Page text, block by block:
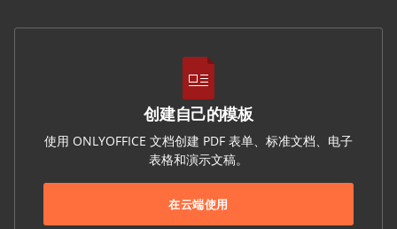
创建自己的模板
使用 ONLYOFFICE 文档创建 PDF 表单、标准文档、电子
表格和演示文稿。
在云端使用